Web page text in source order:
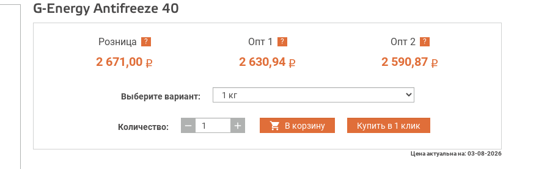
G-Energy Antifreeze 40
Розница ?
2 671,00 i
Опт 1 ?
2 630,94 i
Опт 2 ?
2 590,87 i
Выберите вариант:
Количество: remove add В корзину Купить в 1 клик
Цена актуальна на: 03-08-2026